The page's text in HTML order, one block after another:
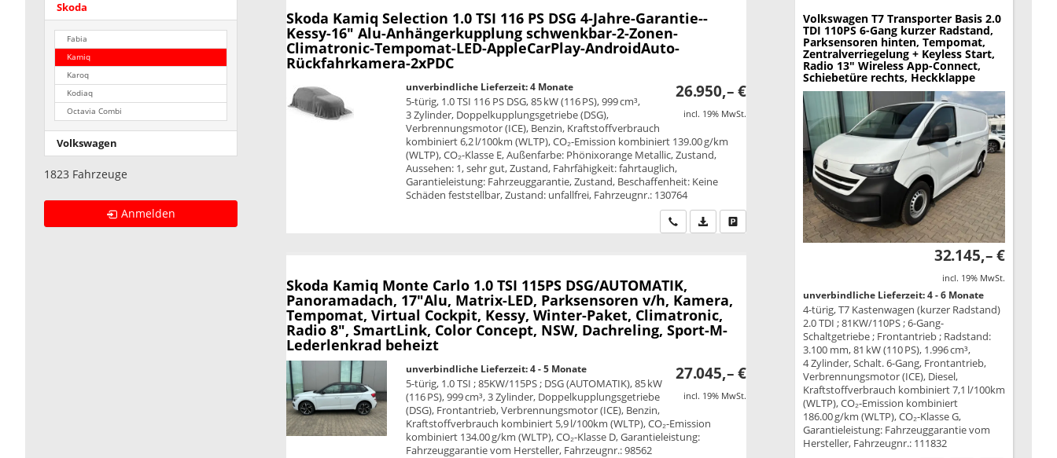
Skoda Kamiq Selection 1.0 TSI 116 PS DSG 4-Jahre-Garantie--
Kessy-16" Alu-Anhängerkupplung schwenkbar-2-Zonen-
Climatronic-Tempomat-LED-AppleCarPlay-AndroidAuto-
Rückfahrkamera-2xPDC
26.950,– €
incl. 19% MwSt.
unverbindliche Lieferzeit:4 Monate
5-türig, 1.0 TSI 116 PS DSG, 85 kW (116 PS), 999 cm³,
3 Zylinder, Doppelkupplungsgetriebe (DSG),
Verbrennungsmotor (ICE), Benzin, Kraftstoffverbrauch
kombiniert 6,2 l/100km (WLTP), CO₂-Emission kombiniert 139.00 g/km
(WLTP), CO₂-Klasse E, Außenfarbe: Phönixorange Metallic, Zustand,
Aussehen: 1, sehr gut, Zustand, Fahrfähigkeit: fahrtauglich,
Garantieleistung: Fahrzeuggarantie, Zustand, Beschaffenheit: Keine
Schäden feststellbar, Zustand: unfallfrei, Fahrzeugnr.: 130764
Wir rufen Sie anPDF-Datei, Fahrzeugexposé drucken
Drucken, parken oder vergleichen
Skoda Kamiq Monte Carlo 1.0 TSI 115PS DSG/AUTOMATIK,
Panoramadach, 17"Alu, Matrix-LED, Parksensoren v/h, Kamera,
Tempomat, Virtual Cockpit, Kessy, Winter-Paket, Climatronic,
Radio 8", SmartLink, Color Concept, NSW, Dachreling, Sport-M-
Lederlenkrad beheizt
27.045,– €
incl. 19% MwSt.
unverbindliche Lieferzeit: 4 - 5 Monate
5-türig, 1.0 TSI ; 85KW/115PS ; DSG (AUTOMATIK), 85 kW
(116 PS), 999 cm³, 3 Zylinder, Doppelkupplungsgetriebe
(DSG), Frontantrieb, Verbrennungsmotor (ICE), Benzin,
Kraftstoffverbrauch kombiniert 5,9 l/100km (WLTP), CO₂-Emission
kombiniert 134.00 g/km (WLTP), CO₂-Klasse D, Garantieleistung:
Fahrzeuggarantie vom Hersteller, Fahrzeugnr.: 98562
Skoda
Fabia
Kamiq
Karoq
Kodiaq
Octavia Combi
Volkswagen
1823 Fahrzeuge
Anmelden
Volkswagen T7 Transporter Basis 2.0
TDI 110PS 6-Gang kurzer Radstand,
Parksensoren hinten, Tempomat,
Zentralverriegelung + Keyless Start,
Radio 13" Wireless App-Connect,
Schiebetüre rechts, Heckklappe
32.145,– €
incl. 19% MwSt.
unverbindliche Lieferzeit: 4 - 6 Monate
4-türig, T7 Kastenwagen (kurzer Radstand)
2.0 TDI ; 81KW/110PS ; 6-Gang-
Schaltgetriebe ; Frontantrieb ; Radstand:
3.100 mm, 81 kW (110 PS), 1.996 cm³,
4 Zylinder, Schalt. 6-Gang, Frontantrieb,
Verbrennungsmotor (ICE), Diesel,
Kraftstoffverbrauch kombiniert 7,1 l/100km
(WLTP), CO₂-Emission kombiniert
186.00 g/km (WLTP), CO₂-Klasse G,
Garantieleistung: Fahrzeuggarantie vom
Hersteller, Fahrzeugnr.: 111832